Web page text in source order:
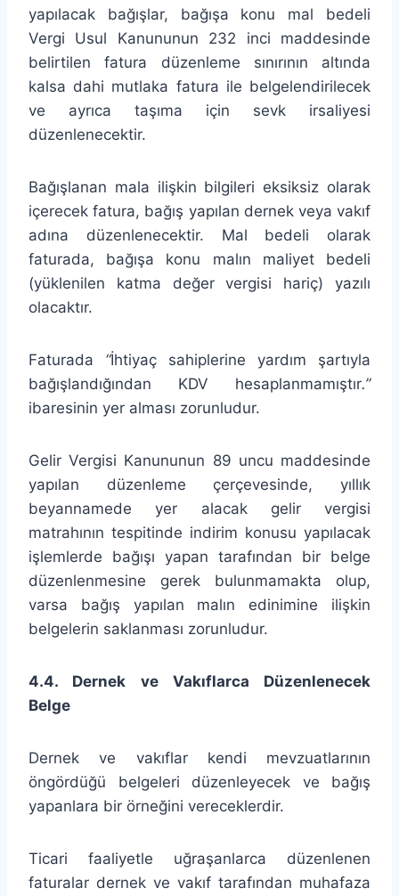
yapılacak bağışlar, bağışa konu mal bedeli
Vergi Usul Kanununun 232 inci maddesinde
belirtilen fatura düzenleme sınırının altında
kalsa dahi mutlaka fatura ile belgelendirilecek
ve ayrıca taşıma için sevk irsaliyesi
düzenlenecektir.
Bağışlanan mala ilişkin bilgileri eksiksiz olarak
içerecek fatura, bağış yapılan dernek veya vakıf
adına düzenlenecektir. Mal bedeli olarak
faturada, bağışa konu malın maliyet bedeli
(yüklenilen katma değer vergisi hariç) yazılı
olacaktır.
Faturada “İhtiyaç sahiplerine yardım şartıyla
bağışlandığından KDV hesaplanmamıştır.”
ibaresinin yer alması zorunludur.
Gelir Vergisi Kanununun 89 uncu maddesinde
yapılan düzenleme çerçevesinde, yıllık
beyannamede yer alacak gelir vergisi
matrahının tespitinde indirim konusu yapılacak
işlemlerde bağışı yapan tarafından bir belge
düzenlenmesine gerek bulunmamakta olup,
varsa bağış yapılan malın edinimine ilişkin
belgelerin saklanması zorunludur.
4.4. Dernek ve Vakıflarca Düzenlenecek
Belge
Dernek ve vakıflar kendi mevzuatlarının
öngördüğü belgeleri düzenleyecek ve bağış
yapanlara bir örneğini vereceklerdir.
Ticari faaliyetle uğraşanlarca düzenlenen
faturalar dernek ve vakıf tarafından muhafaza